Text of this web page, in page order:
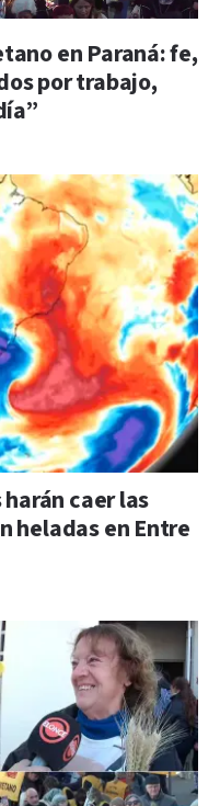
en Paraná: fe,
por trabajo,
caer las
heladas en Entre